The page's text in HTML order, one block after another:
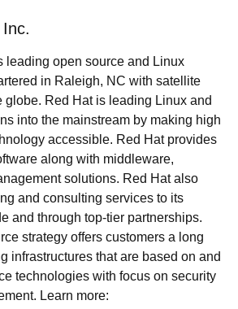
leading open source and Linux
in Raleigh, NC with satellite
globe. Red Hat is leading Linux and
into the mainstream by making high
accessible. Red Hat provides
along with middleware,
solutions. Red Hat also
and consulting services to its
and through top-tier partnerships.
strategy offers customers a long
infrastructures that are based on and
technologies with focus on security
Learn more: